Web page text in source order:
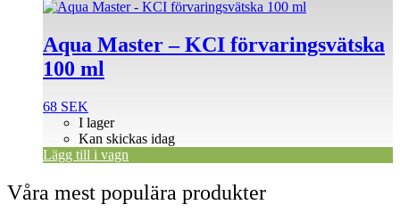
Aqua Master – KCI förvaringsvätska
100 ml
68 SEK
I lager
Kan skickas idag
Lägg till i vagn
Våra mest populära produkter